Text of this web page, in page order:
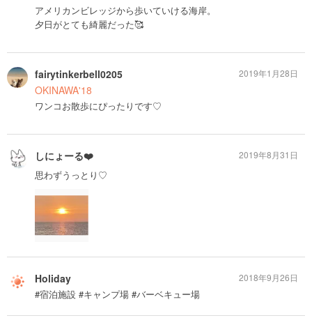
アメリカンビレッジから歩いていける海岸。
夕日がとても綺麗だった🥰
fairytinkerbell0205
OKINAWA'18
ワンコお散歩にぴったりです♡
2019年1月28日
しにょーる❤️
思わずうっとり♡
2019年8月31日
Holiday
#宿泊施設 #キャンプ場 #バーベキュー場
2018年9月26日